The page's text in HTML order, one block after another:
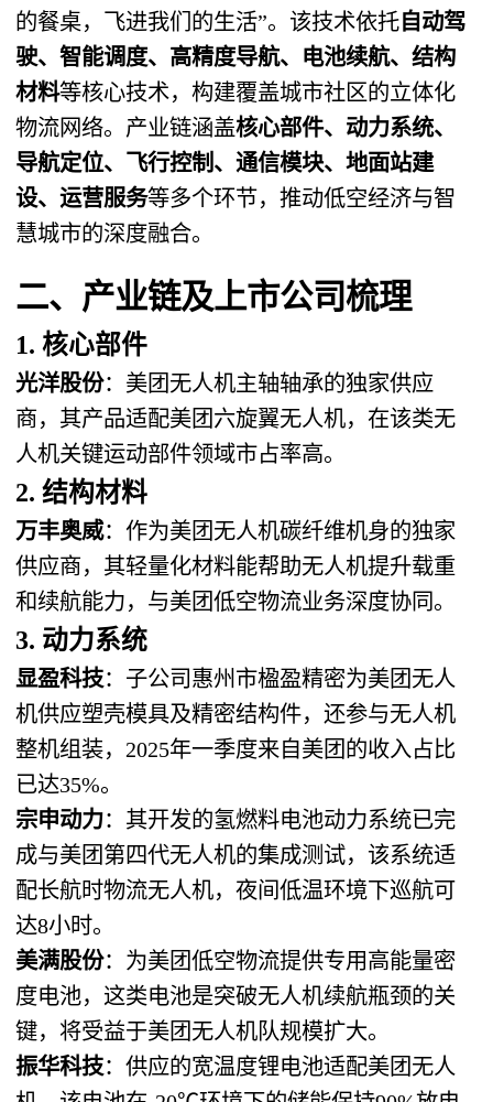
的餐桌，飞进我们的生活”。该技术依托自动驾
驶、智能调度、高精度导航、电池续航、结构
材料等核心技术，构建覆盖城市社区的立体化
物流网络。产业链涵盖核心部件、动力系统、
导航定位、飞行控制、通信模块、地面站建
设、运营服务等多个环节，推动低空经济与智
慧城市的深度融合。
二、产业链及上市公司梳理
1. 核心部件
光洋股份：美团无人机主轴轴承的独家供应
商，其产品适配美团六旋翼无人机，在该类无
人机关键运动部件领域市占率高。
2. 结构材料
万丰奥威：作为美团无人机碳纤维机身的独家
供应商，其轻量化材料能帮助无人机提升载重
和续航能力，与美团低空物流业务深度协同。
3. 动力系统
显盈科技：子公司惠州市楹盈精密为美团无人
机供应塑壳模具及精密结构件，还参与无人机
整机组装，2025年一季度来自美团的收入占比
已达35%。
宗申动力：其开发的氢燃料电池动力系统已完
成与美团第四代无人机的集成测试，该系统适
配长航时物流无人机，夜间低温环境下巡航可
达8小时。
美满股份：为美团低空物流提供专用高能量密
度电池，这类电池是突破无人机续航瓶颈的关
键，将受益于美团无人机队规模扩大。
振华科技：供应的宽温度锂电池适配美团无人